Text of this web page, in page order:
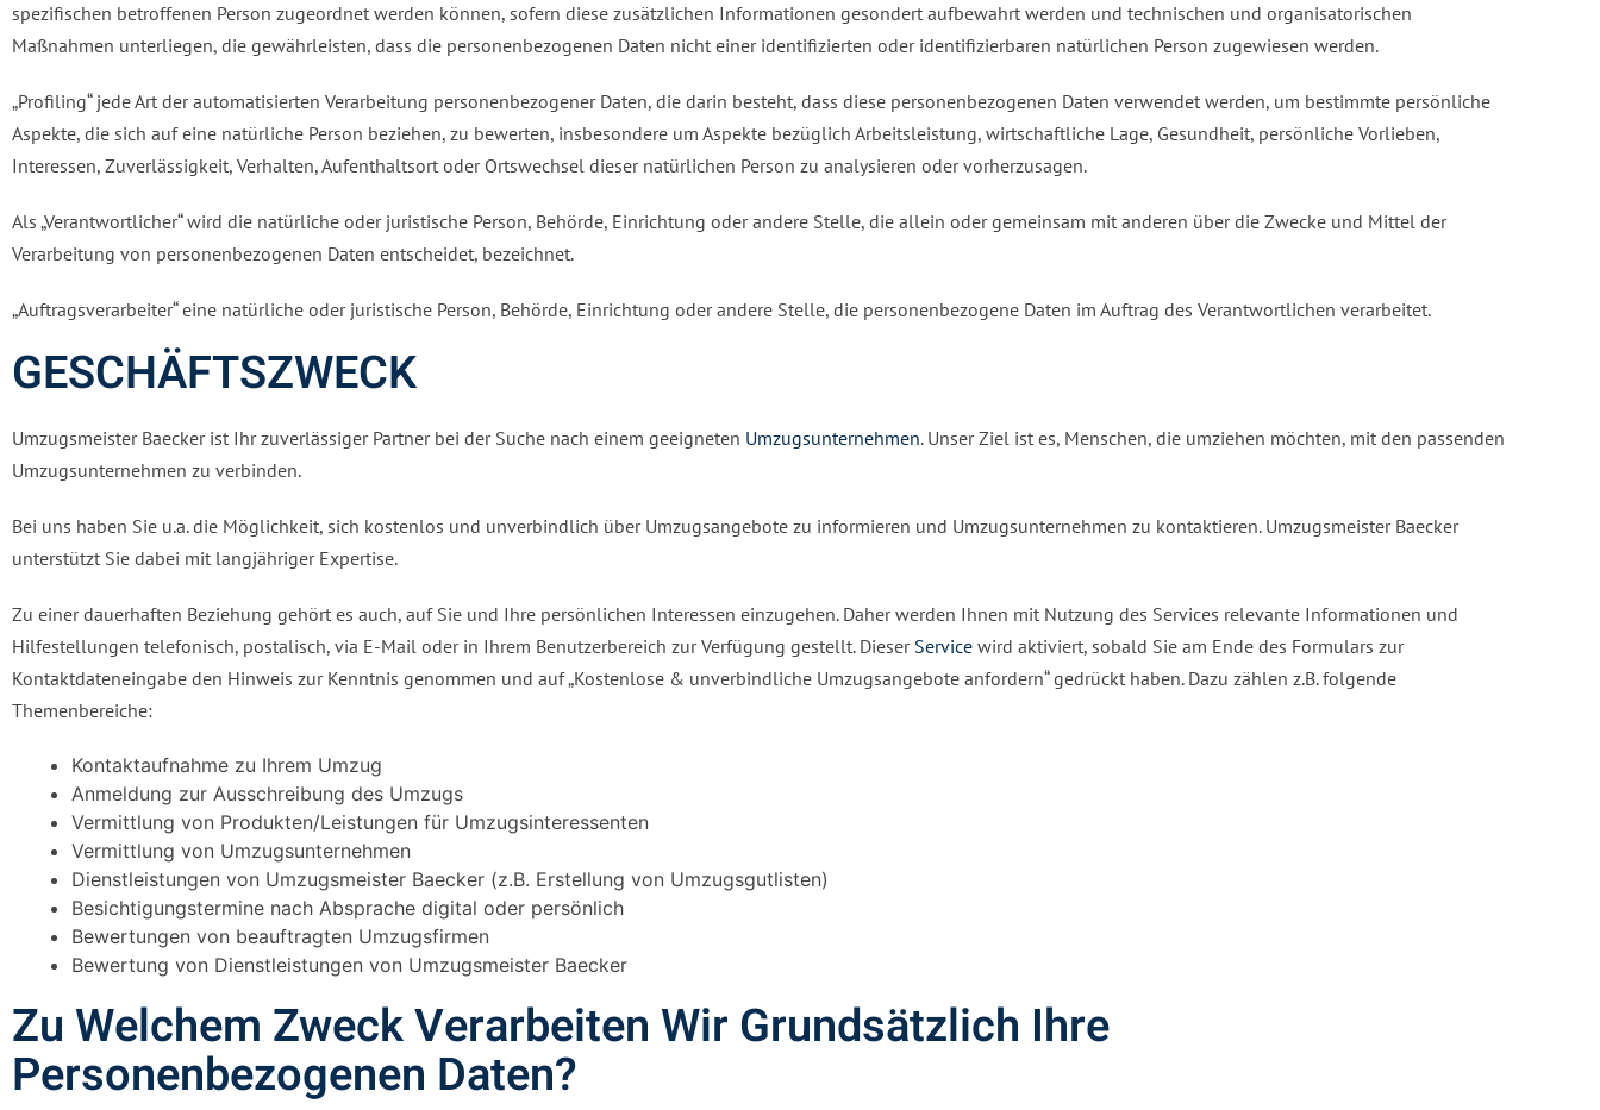
spezifischen betroffenen Person zugeordnet werden können, sofern diese zusätzlichen Informationen gesondert aufbewahrt werden und technischen und organisatorischen
Maßnahmen unterliegen, die gewährleisten, dass die personenbezogenen Daten nicht einer identifizierten oder identifizierbaren natürlichen Person zugewiesen werden.
„Profiling“ jede Art der automatisierten Verarbeitung personenbezogener Daten, die darin besteht, dass diese personenbezogenen Daten verwendet werden, um bestimmte persönliche
Aspekte, die sich auf eine natürliche Person beziehen, zu bewerten, insbesondere um Aspekte bezüglich Arbeitsleistung, wirtschaftliche Lage, Gesundheit, persönliche Vorlieben,
Interessen, Zuverlässigkeit, Verhalten, Aufenthaltsort oder Ortswechsel dieser natürlichen Person zu analysieren oder vorherzusagen.
Als „Verantwortlicher“ wird die natürliche oder juristische Person, Behörde, Einrichtung oder andere Stelle, die allein oder gemeinsam mit anderen über die Zwecke und Mittel der
Verarbeitung von personenbezogenen Daten entscheidet, bezeichnet.
„Auftragsverarbeiter“ eine natürliche oder juristische Person, Behörde, Einrichtung oder andere Stelle, die personenbezogene Daten im Auftrag des Verantwortlichen verarbeitet.
GESCHÄFTSZWECK
Umzugsmeister Baecker ist Ihr zuverlässiger Partner bei der Suche nach einem geeigneten Umzugsunternehmen. Unser Ziel ist es, Menschen, die umziehen möchten, mit den passenden
Umzugsunternehmen zu verbinden.
Bei uns haben Sie u.a. die Möglichkeit, sich kostenlos und unverbindlich über Umzugsangebote zu informieren und Umzugsunternehmen zu kontaktieren. Umzugsmeister Baecker
unterstützt Sie dabei mit langjähriger Expertise.
Zu einer dauerhaften Beziehung gehört es auch, auf Sie und Ihre persönlichen Interessen einzugehen. Daher werden Ihnen mit Nutzung des Services relevante Informationen und
Hilfestellungen telefonisch, postalisch, via E-Mail oder in Ihrem Benutzerbereich zur Verfügung gestellt. Dieser Service wird aktiviert, sobald Sie am Ende des Formulars zur
Kontaktdateneingabe den Hinweis zur Kenntnis genommen und auf „Kostenlose & unverbindliche Umzugsangebote anfordern“ gedrückt haben. Dazu zählen z.B. folgende
Themenbereiche:
Kontaktaufnahme zu Ihrem Umzug
Anmeldung zur Ausschreibung des Umzugs
Vermittlung von Produkten/Leistungen für Umzugsinteressenten
Vermittlung von Umzugsunternehmen
Dienstleistungen von Umzugsmeister Baecker (z.B. Erstellung von Umzugsgutlisten)
Besichtigungstermine nach Absprache digital oder persönlich
Bewertungen von beauftragten Umzugsfirmen
Bewertung von Dienstleistungen von Umzugsmeister Baecker
Zu Welchem Zweck Verarbeiten Wir Grundsätzlich Ihre
Personenbezogenen Daten?